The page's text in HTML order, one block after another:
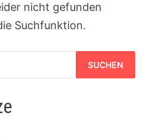
nicht gefunden
Suchfunktion.